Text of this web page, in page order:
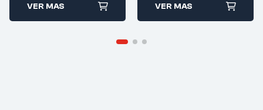
VER MAS VER MAS